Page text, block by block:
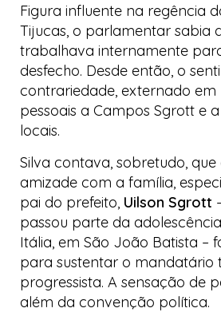
Figura influente na regência
Tijucas, o parlamentar sabia
trabalhava internamente
desfecho. Desde então, o
contrariedade, externado em
pessoais a Campos Sgrott e
locais.
Silva contava, sobretudo,
amizade com a família,
pai do prefeito, Uilson Sgrott
passou parte da
Itália, em São João Batista –
para sustentar o mandatário
progressista. A sensação de
além da convenção política.